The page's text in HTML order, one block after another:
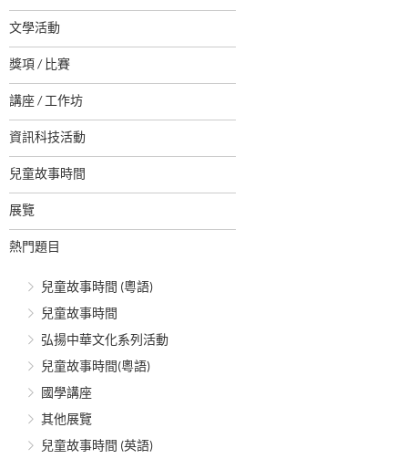
文學活動
獎項 / 比賽
講座 / 工作坊
資訊科技活動
兒童故事時間
展覽
熱門題目
兒童故事時間 (粵語)
兒童故事時間
弘揚中華文化系列活動
兒童故事時間(粵語)
國學講座
其他展覽
兒童故事時間 (英語)